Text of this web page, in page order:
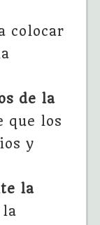
colocar
de la
que los
y
la